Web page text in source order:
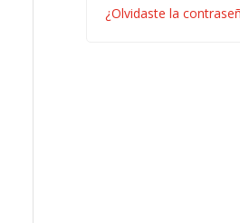
¿Olvidaste la